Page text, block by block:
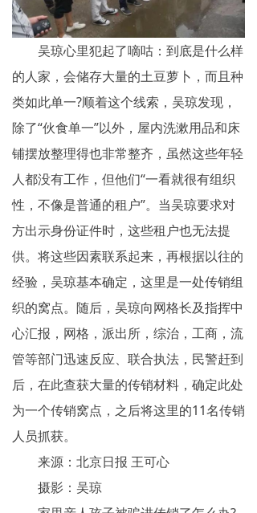
吴琼心里犯起了嘀咕：到底是什么样
的人家，会储存大量的土豆萝卜，而且种
类如此单一?顺着这个线索，吴琼发现，
除了“伙食单一”以外，屋内洗漱用品和床
铺摆放整理得也非常整齐，虽然这些年轻
人都没有工作，但他们“一看就很有组织
性，不像是普通的租户”。当吴琼要求对
方出示身份证件时，这些租户也无法提
供。将这些因素联系起来，再根据以往的
经验，吴琼基本确定，这里是一处传销组
织的窝点。随后，吴琼向网格长及指挥中
心汇报，网格，派出所，综治，工商，流
管等部门迅速反应、联合执法，民警赶到
后，在此查获大量的传销材料，确定此处
为一个传销窝点，之后将这里的11名传销
人员抓获。
来源：北京日报 王可心
摄影：吴琼